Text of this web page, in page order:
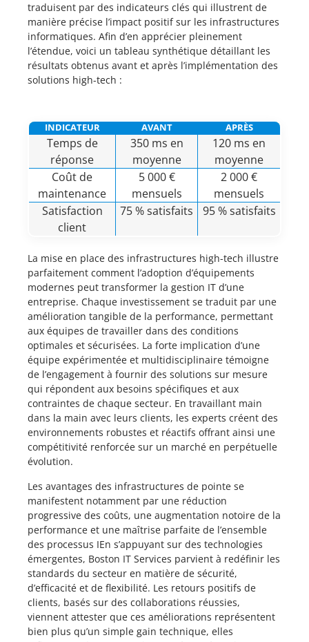
traduisent par des indicateurs clés qui illustrent de
manière précise l’impact positif sur les infrastructures
informatiques. Afin d’en apprécier pleinement
l’étendue, voici un tableau synthétique détaillant les
résultats obtenus avant et après l’implémentation des
solutions high-tech :
INDICATEUR AVANT APRÈS
Temps de
réponse
350 ms en
moyenne
120 ms en
moyenne
Coût de
maintenance
5 000 €
mensuels
2 000 €
mensuels
Satisfaction
client
75 % satisfaits 95 % satisfaits
La mise en place des infrastructures high-tech illustre
parfaitement comment l’adoption d’équipements
modernes peut transformer la gestion IT d’une
entreprise. Chaque investissement se traduit par une
amélioration tangible de la performance, permettant
aux équipes de travailler dans des conditions
optimales et sécurisées. La forte implication d’une
équipe expérimentée et multidisciplinaire témoigne
de l’engagement à fournir des solutions sur mesure
qui répondent aux besoins spécifiques et aux
contraintes de chaque secteur. En travaillant main
dans la main avec leurs clients, les experts créent des
environnements robustes et réactifs offrant ainsi une
compétitivité renforcée sur un marché en perpétuelle
évolution.
Les avantages des infrastructures de pointe se
manifestent notamment par une réduction
progressive des coûts, une augmentation notoire de la
performance et une maîtrise parfaite de l’ensemble
des processus IEn s’appuyant sur des technologies
émergentes, Boston IT Services parvient à redéfinir les
standards du secteur en matière de sécurité,
d’efficacité et de flexibilité. Les retours positifs de
clients, basés sur des collaborations réussies,
viennent attester que ces améliorations représentent
bien plus qu’un simple gain technique, elles